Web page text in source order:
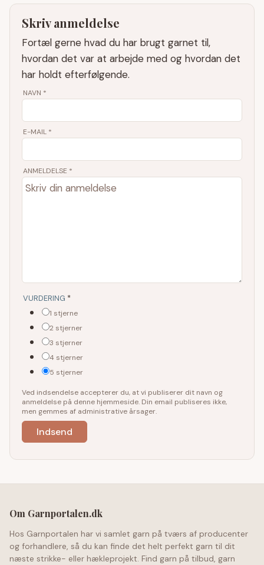
Skriv anmeldelse
Fortæl gerne hvad du har brugt garnet til,
hvordan det var at arbejde med og hvordan det
har holdt efterfølgende.
NAVN *
E-MAIL *
ANMELDELSE *
VURDERING *
1 stjerne
2 stjerner
3 stjerner
4 stjerner
5 stjerner
Ved indsendelse accepterer du, at vi publiserer dit navn og
anmeldelse på denne hjemmeside. Din email publiseres ikke,
men gemmes af administrative årsager.
Om Garnportalen.dk
Hos Garnportalen har vi samlet garn på tværs af producenter
og forhandlere, så du kan finde det helt perfekt garn til dit
næste strikke- eller hækleprojekt. Find garn på tilbud, garn